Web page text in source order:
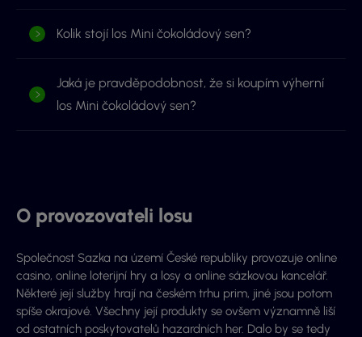
Kolik stojí los Mini čokoládový sen?
Jaká je pravděpodobnost, že si koupím výherní
los Mini čokoládový sen?
O provozovateli losu
Společnost Sazka na území České republiky provozuje online
casino, online loterijní hry a losy a online sázkovou kancelář.
Některé její služby hrají na českém trhu prim, jiné jsou potom
spíše okrajové. Všechny její produkty se ovšem významně liší
od ostatních poskytovatelů hazardních her. Dalo by se tedy